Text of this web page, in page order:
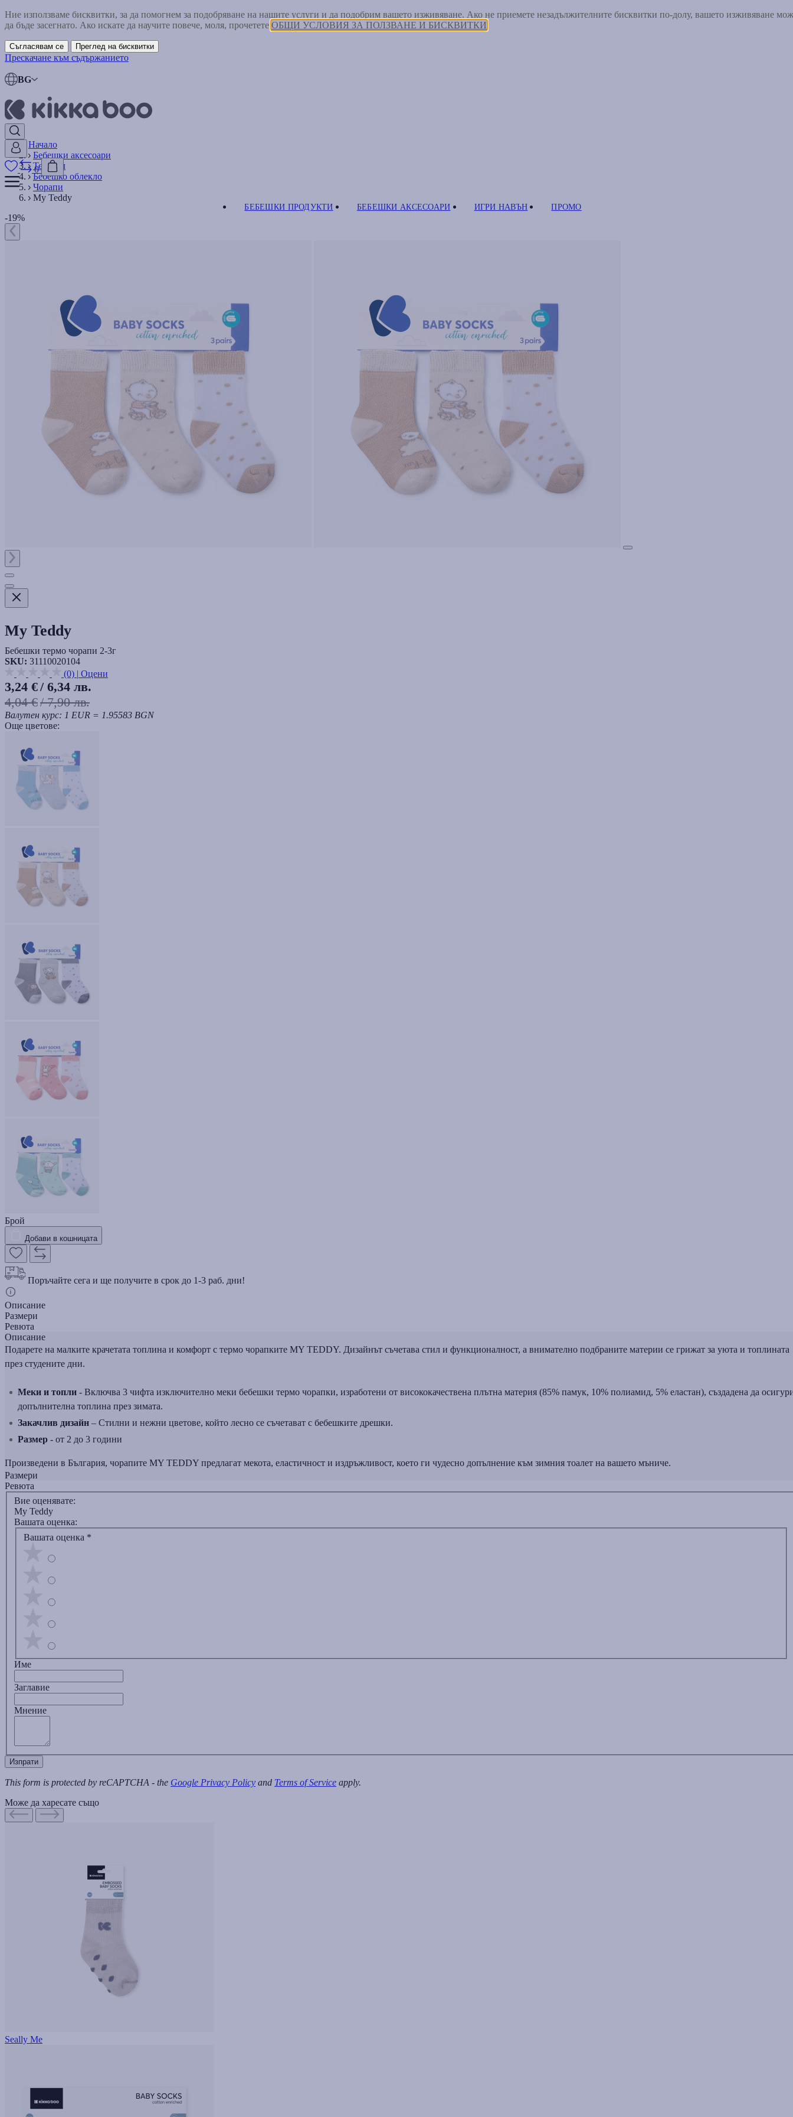
Ние използваме бисквитки, за да помогнем за подобряване на нашите услуги и да подобрим вашето изживяване. Ако не приемете незадължителните бисквитки по-долу, вашето изживяване
да бъде засегнато. Ако искате да научите повече, моля, прочетете ОБЩИ УСЛОВИЯ ЗА ПОЛЗВАНЕ И БИСКВИТКИ
Съгласявам се Преглед на бисквитки
Прескачане към съдържанието
BG
0
БЕБЕШКИ ПРОДУКТИ БЕБЕШКИ АКСЕСОАРИ ИГРИ НАВЪН ПРОМО
Начало
Бебешки аксесоари
Текстил
Бебешко облекло
Чорапи
My Teddy
-19%
My Teddy
Бебешки термо чорапи 2-3г
SKU: 31110020104
(0) | Оцени
3,24 €/ 6,34 лв.
4,04 €/ 7,90 лв.
Валутен курс: 1 EUR = 1.95583 BGN
Още цветове:
Брой
Добави в кошницата
Поръчайте сега и ще получите в срок до 1-3 раб. дни!
Описание
Размери
Ревюта
Описание
Подарете на малките крачетата топлина и комфорт с термо чорапките MY TEDDY. Дизайнът съчетава стил и функционалност, а внимателно подбраните материи се грижат за уюта и топлината
през студените дни.
Меки и топли - Включва 3 чифта изключително меки бебешки термо чорапки, изработени от висококачествена плътна материя (85% памук, 10% полиамид, 5% еластан), създадена да
допълнителна топлина през зимата.
Закачлив дизайн – Стилни и нежни цветове, който лесно се съчетават с бебешките дрешки.
Размер - от 2 до 3 години
Произведени в България, чорапите MY TEDDY предлагат мекота, еластичност и издръжливост, което ги чудесно допълнение към зимния тоалет на вашето мъниче.
Размери
Ревюта
Вие оценявате:
My Teddy
Вашата оценка:
Вашата оценка *
Име
Заглавиe
Мнение
Изпрати
This form is protected by reCAPTCHA - the Google Privacy Policy and Terms of Service apply.
Може да харесате също
Seally Me